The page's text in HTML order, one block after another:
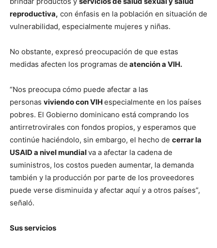
reproductiva, con énfasis en la población en situación de
vulnerabilidad, especialmente mujeres y niñas.
No obstante, expresó preocupación de que estas
medidas afecten los programas de atención a VIH.
“Nos preocupa cómo puede afectar a las
personas viviendo con VIHespecialmente en los países
pobres. El Gobierno dominicano está comprando los
antirretrovirales con fondos propios, y esperamos que
continúe haciéndolo, sin embargo, el hecho de cerrar la
USAID a nivel mundialva a afectar la cadena de
suministros, los costos pueden aumentar, la demanda
también y la producción por parte de los proveedores
puede verse disminuida y afectar aquí y a otros países”,
señaló.
Sus servicios